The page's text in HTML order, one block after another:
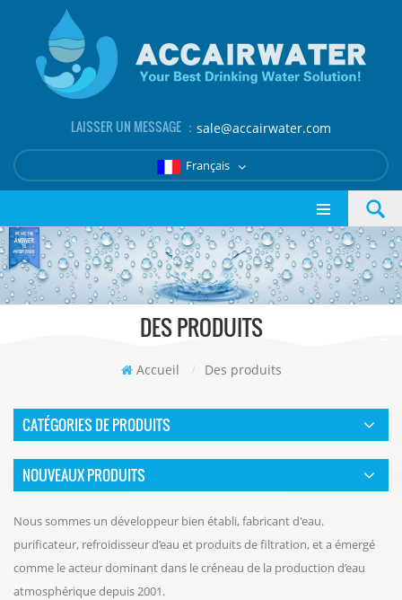
LAISSER UN MESSAGE ： sale@accairwater.com
Français
DES PRODUITS
Accueil / Des produits
CATÉGORIES DE PRODUITS
NOUVEAUX PRODUITS
Nous sommes un développeur bien établi, fabricant d'eau.
purificateur, refroidisseur d’eau et produits de filtration, et a émergé
comme le acteur dominant dans le créneau de la production d’eau
atmosphérique depuis 2001.